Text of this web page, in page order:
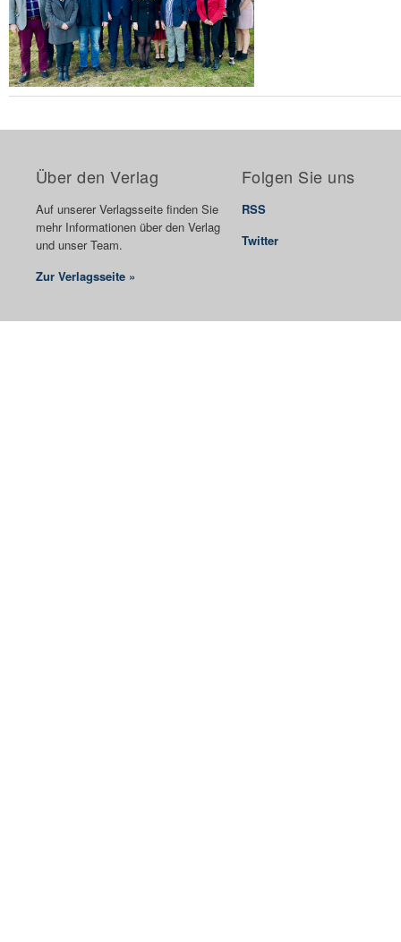
Über den Verlag
Auf unserer Verlagsseite finden Sie
mehr Informationen über den Verlag
und unser Team.
Zur Verlagsseite »
Folgen Sie uns
RSS
Twitter